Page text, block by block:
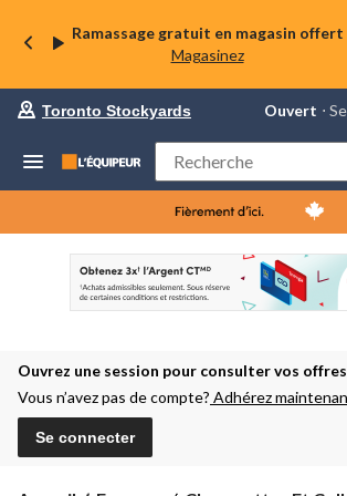
Ramassage gratuit en magasin offert
Magasinez
votre
préféré
Toronto
Stockyards,
courament
Ouvert,
ferme
dans
à
changer
Toronto Stockyards Ouvert
Rechercher
Ouvrez une session pour consulter vos
Vous n’avez pas de compte? Adhérez
Se connecter